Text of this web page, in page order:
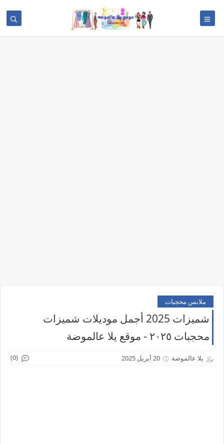
ملابس محجبات
شميزات 2025 أجمل موديلات شميزات
محجبات ٢٠٢٥ - موقع يلا عالموضة
يلا عالموضة 20 أبريل 2025 (0)